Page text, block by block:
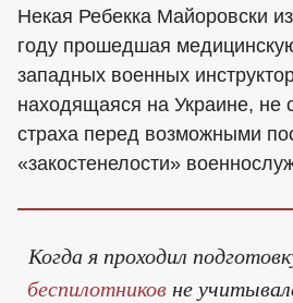
Некая Ребекка Майоровски
году прошедшая
западных военных
находящаяся на Украине, не
страха перед возможными
«закостенелости»
Когда я проходил
беспилотниковне